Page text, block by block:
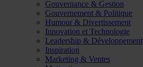
Gouvernance & Gestion
Gouvernement & Politique
Humour & Divertissement
Innovation et Technologie
Leadership & Développement
Inspiration
Marketing & Ventes